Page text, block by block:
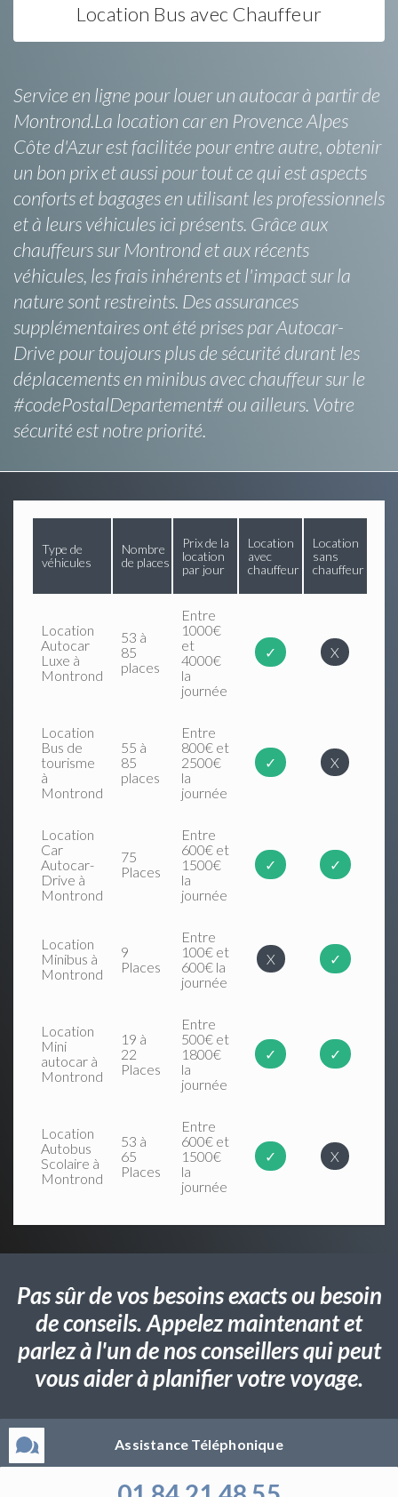
Location Bus avec Chauffeur
Service en ligne pour louer un autocar à partir de
Montrond.La location car en Provence Alpes
Côte d'Azur est facilitée pour entre autre, obtenir
un bon prix et aussi pour tout ce qui est aspects
conforts et bagages en utilisant les professionnels
et à leurs véhicules ici présents. Grâce aux
chauffeurs sur Montrond et aux récents
véhicules, les frais inhérents et l'impact sur la
nature sont restreints. Des assurances
supplémentaires ont été prises par Autocar-
Drive pour toujours plus de sécurité durant les
déplacements en minibus avec chauffeur sur le
#codePostalDepartement# ou ailleurs. Votre
sécurité est notre priorité.
Type de
véhicules
Nombre
de places
Prix de la
location
par jour
Location
avec
chauffeur
Location
sans
chauffeur
Location
Autocar
Luxe à
Montrond
53 à
85
places
Entre
1000€
et
4000€
la
journée
✓ X
Location
Bus de
tourisme
à
Montrond
55 à
85
places
Entre
800€ et
2500€
la
journée
✓ X
Location
Car
Autocar-
Drive à
Montrond
75
Places
Entre
600€ et
1500€
la
journée
✓ ✓
Location
Minibus à
Montrond
9
Places
Entre
100€ et
600€ la
journée
X ✓
Location
Mini
autocar à
Montrond
19 à
22
Places
Entre
500€ et
1800€
la
journée
✓ ✓
Location
Autobus
Scolaire à
Montrond
53 à
65
Places
Entre
600€ et
1500€
la
journée
✓ X
Pas sûr de vos besoins exacts ou besoin
de conseils. Appelez maintenant et
parlez à l'un de nos conseillers qui peut
vous aider à planifier votre voyage.
Assistance Téléphonique